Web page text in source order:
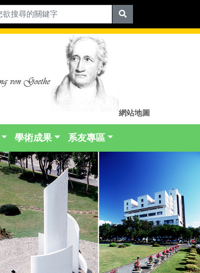
網站地圖
學術成果 系友專區